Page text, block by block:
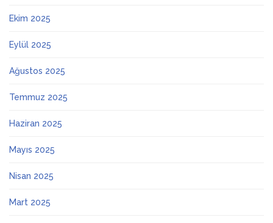
Ekim 2025
Eylül 2025
Ağustos 2025
Temmuz 2025
Haziran 2025
Mayıs 2025
Nisan 2025
Mart 2025